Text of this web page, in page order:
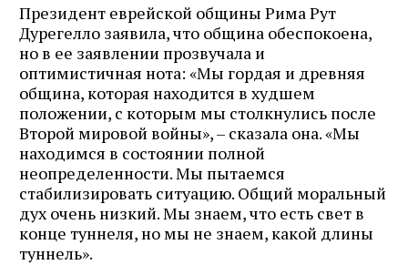
Президент еврейской общины Рима Рут
Дурегелло заявила, что община обеспокоена,
но в ее заявлении прозвучала и
оптимистичная нота: «Мы гордая и древняя
община, которая находится в худшем
положении, с которым мы столкнулись после
Второй мировой войны», – сказала она. «Мы
находимся в состоянии полной
неопределенности. Мы пытаемся
стабилизировать ситуацию. Общий моральный
дух очень низкий. Мы знаем, что есть свет в
конце туннеля, но мы не знаем, какой длины
туннель».